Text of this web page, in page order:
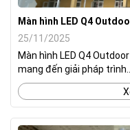
Màn hình LED Q4
25/11/2025
Màn hình LED Q4
mang đến giải pháp trình...